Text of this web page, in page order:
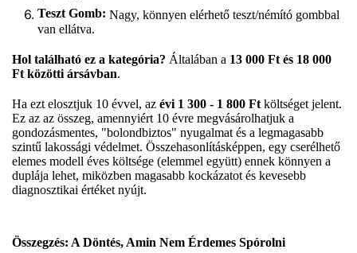
Teszt Gomb: Nagy, könnyen elérhető teszt/némító gombbal
van ellátva.
Hol található ez a kategória? Általában a 13 000 Ft és 18 000
Ft közötti ársávban.
Ha ezt elosztjuk 10 évvel, az évi 1 300 - 1 800 Ft költséget jelent.
Ez az az összeg, amennyiért 10 évre megvásárolhatjuk a
gondozásmentes, "bolondbiztos" nyugalmat és a legmagasabb
szintű lakossági védelmet. Összehasonlításképpen, egy cserélhető
elemes modell éves költsége (elemmel együtt) ennek könnyen a
duplája lehet, miközben magasabb kockázatot és kevesebb
diagnosztikai értéket nyújt.
Összegzés: A Döntés, Amin Nem Érdemes Spórolni